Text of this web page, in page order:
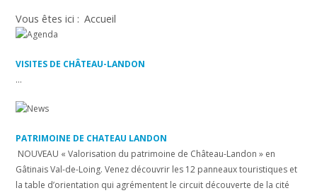
Vous êtes ici : Accueil
VISITES DE CHÂTEAU-LANDON
...
PATRIMOINE DE CHATEAU LANDON
NOUVEAU « Valorisation du patrimoine de Château-Landon » en
Gâtinais Val-de-Loing. Venez découvrir les 12 panneaux touristiques et
la table d’orientation qui agrémentent le circuit découverte de la cité